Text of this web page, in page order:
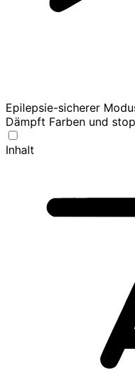
Epilepsie-sicherer
Dämpft Farben und
Inhalt